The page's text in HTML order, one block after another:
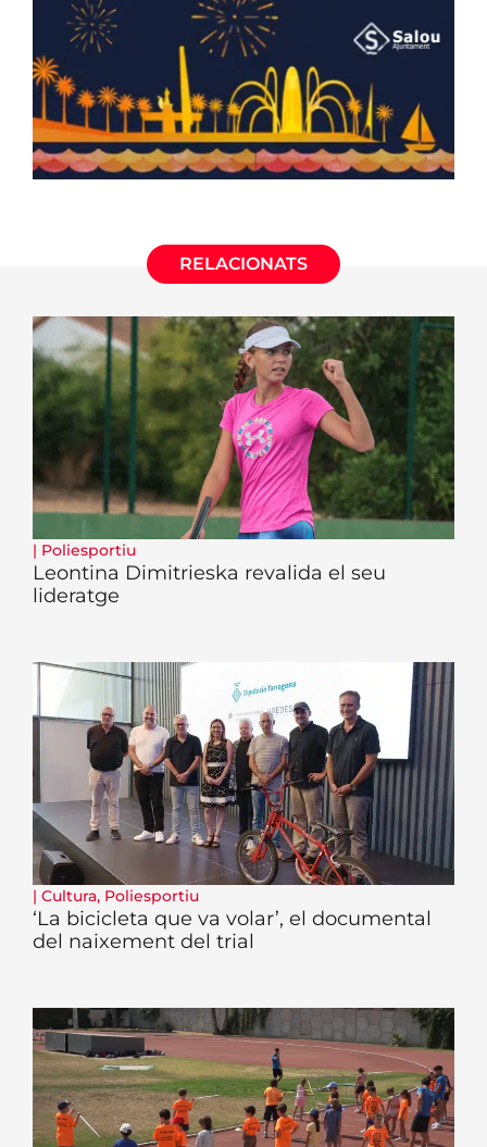
RELACIONATS
| Poliesportiu
Leontina Dimitrieska revalida el seu
lideratge
| Cultura, Poliesportiu
‘La bicicleta que va volar’, el documental
del naixement del trial